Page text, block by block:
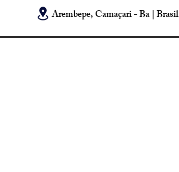
Arembepe, Camaçari - Ba | Brasil